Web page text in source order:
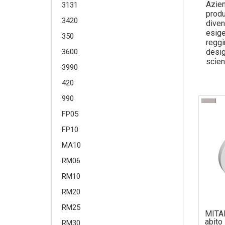
3131
3420
350
3600
3990
420
990
FP05
FP10
MA10
RM06
RM10
RM20
RM25
RM30
Mital
abito